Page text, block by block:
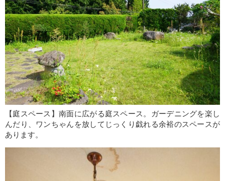
【庭スペース】南面に広がる庭スペース。ガーデニングを楽し
んだり、ワンちゃんを放してじっくり戯れる余裕のスペースが
あります。